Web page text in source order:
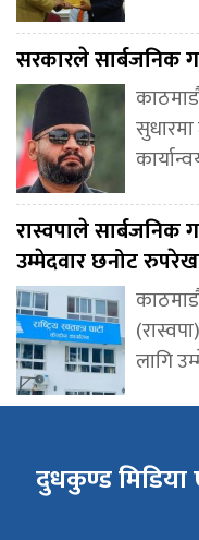
सरकारले सार्बजनिक
रास्वपाले सार्बजनिक
उम्मेदवार छनोट
लागि
दुधकुण्ड मिडिया